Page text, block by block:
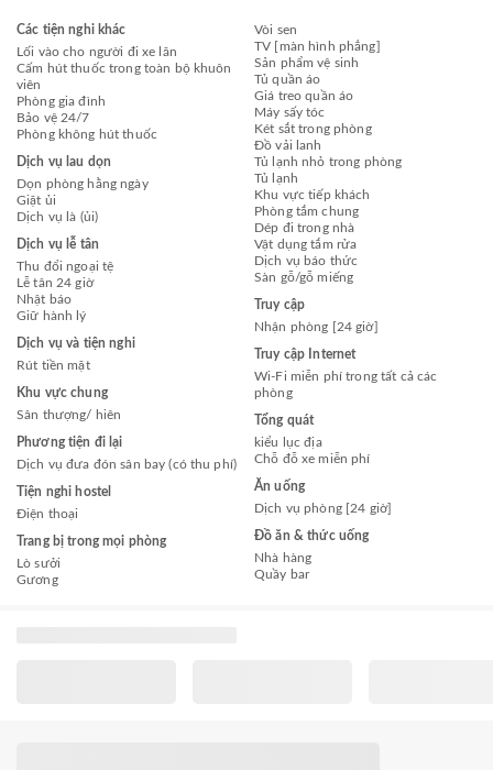
Các tiện nghi khác
Lối vào cho người đi xe lăn
Cấm hút thuốc trong toàn bộ khuôn
viên
Phòng gia đình
Bảo vệ 24/7
Phòng không hút thuốc
Dịch vụ lau dọn
Dọn phòng hằng ngày
Giặt ủi
Dịch vụ là (ủi)
Dịch vụ lễ tân
Thu đổi ngoại tệ
Lễ tân 24 giờ
Nhật báo
Giữ hành lý
Dịch vụ và tiện nghi
Rút tiền mặt
Khu vực chung
Sân thượng/ hiên
Phương tiện đi lại
Dịch vụ đưa đón sân bay (có thu phí)
Tiện nghi hostel
Điện thoại
Trang bị trong mọi phòng
Lò sưởi
Gương
Vòi sen
TV [màn hình phẳng]
Sản phẩm vệ sinh
Tủ quần áo
Giá treo quần áo
Máy sấy tóc
Két sắt trong phòng
Đồ vải lanh
Tủ lạnh nhỏ trong phòng
Tủ lạnh
Khu vực tiếp khách
Phòng tắm chung
Dép đi trong nhà
Vật dụng tắm rửa
Dịch vụ báo thức
Sàn gỗ/gỗ miếng
Truy cập
Nhận phòng [24 giờ]
Truy cập Internet
Wi-Fi miễn phí trong tất cả các
phòng
Tổng quát
kiểu lục địa
Chỗ đỗ xe miễn phí
Ăn uống
Dịch vụ phòng [24 giờ]
Đồ ăn & thức uống
Nhà hàng
Quầy bar